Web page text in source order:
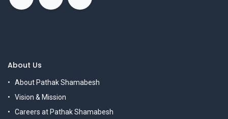
About Us
About Pathak Shamabesh
Vision & Mission
Careers at Pathak Shamabesh